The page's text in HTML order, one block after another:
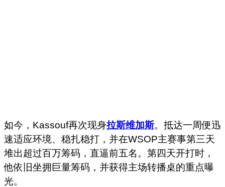
如今，Kassouf再次现身拉斯维加斯。抵达一周便迅
速适应环境、稳扎稳打，并在WSOP主赛事第三天
堆出超过百万筹码，直逼前五名。第四天开打时，
他依旧坐拥巨量筹码，并获得主场转播桌的重点曝
光。